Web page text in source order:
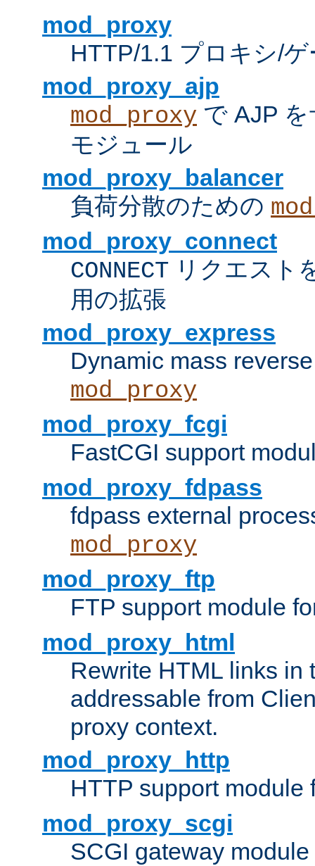
mod_proxy
HTTP/1.1 プロキシ/
mod_proxy_ajp
mod_proxy で AJP
モジュール
mod_proxy_balancer
負荷分散のための
mod_proxy_connect
CONNECT リクエスト
用の拡張
mod_proxy_express
Dynamic mass
mod_proxy
mod_proxy_fcgi
FastCGI support
mod_proxy_fdpass
fdpass external
mod_proxy
mod_proxy_ftp
FTP support module
mod_proxy_html
Rewrite HTML links in
addressable from
proxy context.
mod_proxy_http
HTTP support module
mod_proxy_scgi
SCGI gateway